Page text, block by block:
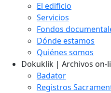
El edificio
Servicios
Fondos
Dónde estamos
Quiénes somos
Dokuklik | Archivos on-
Badator
Registros